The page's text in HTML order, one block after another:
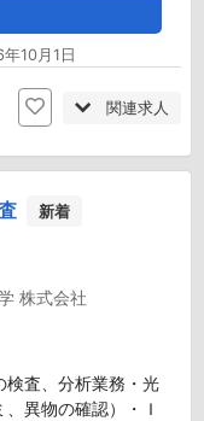
10月1日
関連求人
新着
株式会社
検査、分析業務・光
異物の確認）・Ｉ